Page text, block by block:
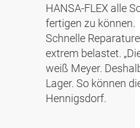
HANSA‑FLEX alle
fertigen zu können.
Schnelle
extrem belastet.
weiß Meyer.
Lager. So können
Hennigsdorf.